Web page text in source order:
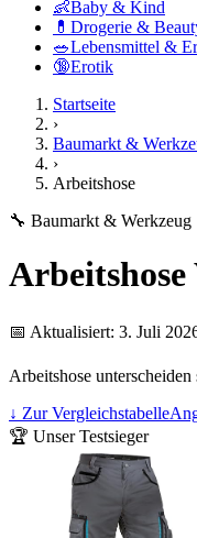
👶Baby & Kind
💊 Drogerie &
🥗Lebensmittel &
🔞Erotik
Startseite
›
Baumarkt &
›
Arbeitshose
🔧 Baumarkt & Werkzeug
Arbeitshose
📅 Aktualisiert: 3. Juli
Arbeitshose
↓ Zur Vergleichstabelle
🏆 Unser Testsieger